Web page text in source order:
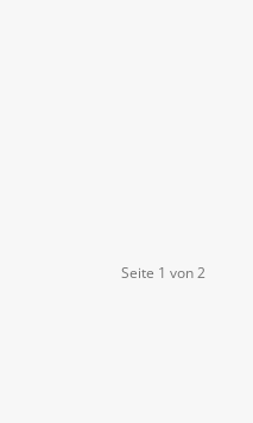
Seite 1 von 2